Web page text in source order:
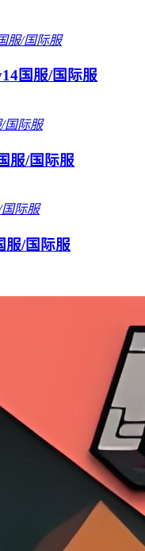
国服/国际服
服/国际服
服/国际服